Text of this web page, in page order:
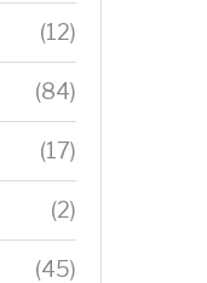
(12)
(84)
(17)
(2)
(45)